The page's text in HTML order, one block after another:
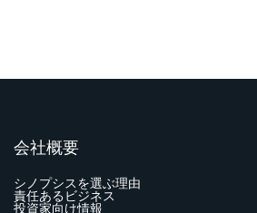
会社概要
シノプシスを選ぶ理由
責任あるビジネス
投資家向け情報